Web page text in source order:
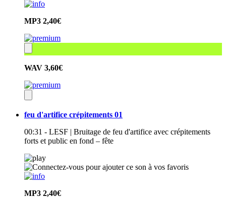
MP3 2,40€
WAV 3,60€
feu d'artifice crépitements 01
00:31 - LESF | Bruitage de feu d'artifice avec crépitements
forts et public en fond – fête
MP3 2,40€